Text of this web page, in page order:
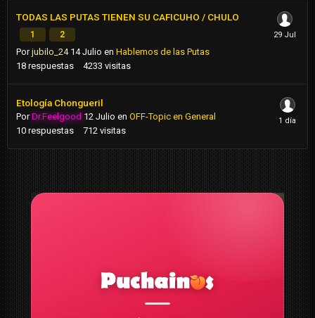
TODAS LAS PUTAS TIENEN SU CAFICUHO / CHULO
1 2
Porjubilo_24 14 Julio en Hablemos de las Putas
18 respuestas 4233 visitas
Etología Chongueril
PorDr.Feelgood 12 Julio en OFF-Topic en General
10 respuestas 712 visitas